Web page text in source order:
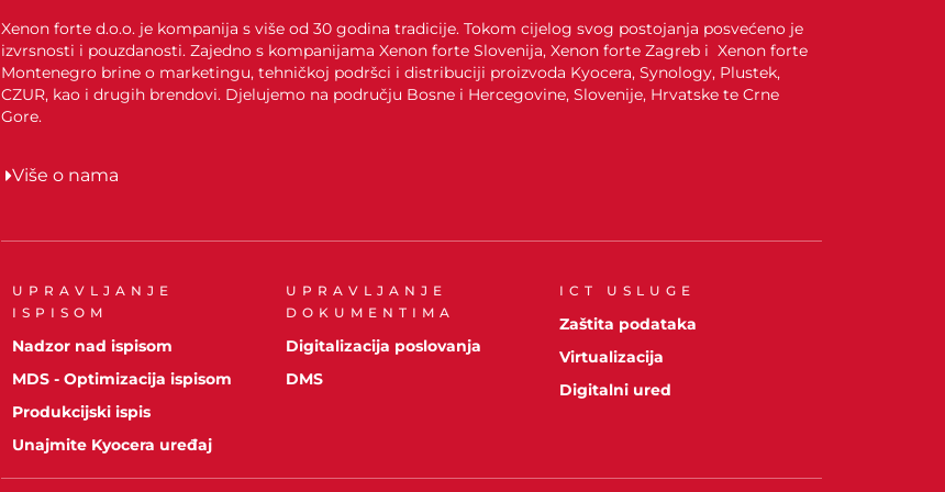
Xenon forte d.o.o. je kompanija s više od 30 godina tradicije. Tokom cijelog svog postojanja posvećeno je
izvrsnosti i pouzdanosti. Zajedno s kompanijama Xenon forte Slovenija, Xenon forte Zagreb i Xenon forte
Montenegro brine o marketingu, tehničkoj podršci i distribuciji proizvoda Kyocera, Synology, Plustek,
CZUR, kao i drugih brendovi. Djelujemo na području Bosne i Hercegovine, Slovenije, Hrvatske te Crne
Gore.
Više o nama
UPRAVLJANJE
ISPISOM
Nadzor nad ispisom
MDS - Optimizacija ispisom
Produkcijski ispis
Unajmite Kyocera uređaj
UPRAVLJANJE
DOKUMENTIMA
Digitalizacija poslovanja
DMS
ICT USLUGE
Zaštita podataka
Virtualizacija
Digitalni ured